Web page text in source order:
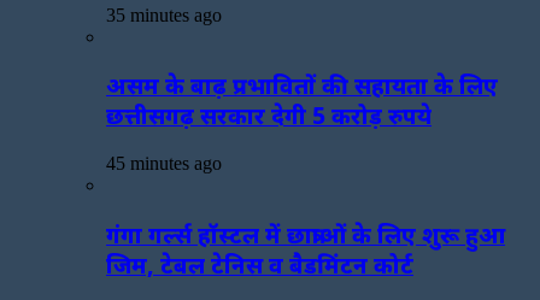
35 minutes ago
असम के बाढ़ प्रभावितों की सहायता के लिए
छत्तीसगढ़ सरकार देगी 5 करोड़ रुपये
45 minutes ago
गंगा गर्ल्स हॉस्टल में छात्राओं के लिए शुरू हुआ
जिम, टेबल टेनिस व बैडमिंटन कोर्ट